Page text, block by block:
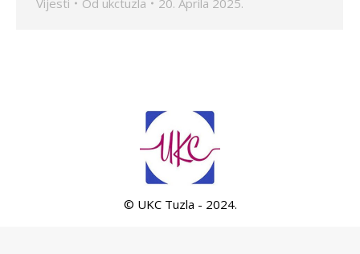
Vijesti Od ukctuzla 20. Aprila 2025.
© UKC Tuzla - 2024.